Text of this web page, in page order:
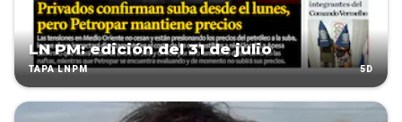
LN PM: edición del 31 de julio
TAPA LNPM 5D